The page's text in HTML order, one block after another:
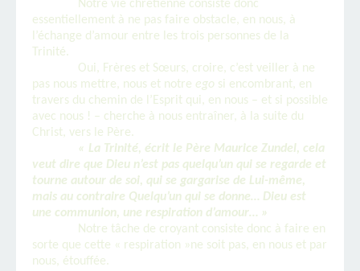
Notre vie chrétienne consiste donc
essentiellement à ne pas faire obstacle, en nous, à
l’échange d’amour entre les trois personnes de la
Trinité.
Oui, Frères et Sœurs, croire, c’est veiller à ne
pas nous mettre, nous et notre ego si encombrant, en
travers du chemin de l’Esprit qui, en nous – et si possible
avec nous ! – cherche à nous entraîner, à la suite du
Christ, vers le Père.
« La Trinité, écrit le Père Maurice Zundel, cela
veut dire que Dieu n’est pas quelqu’un qui se regarde et
tourne autour de soi, qui se gargarise de Lui-même,
mais au contraire Quelqu’un qui se donne… Dieu est
une communion, une respiration d’amour… »
Notre tâche de croyant consiste donc à faire en
sorte que cette « respiration »ne soit pas, en nous et par
nous, étouffée.